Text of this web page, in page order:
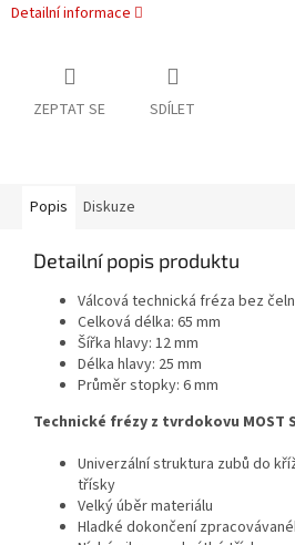
Detailní informace
ZEPTAT SE SDÍLET
Popis Diskuze
Detailní popis produktu
Válcová technická fréza bez
Celková délka: 65 mm
Šířka hlavy: 12 mm
Délka hlavy: 25 mm
Průměr stopky: 6 mm
Technické frézy z tvrdokovu MOST
Univerzální struktura zubů do
třísky
Velký úběr materiálu
Hladké dokončení